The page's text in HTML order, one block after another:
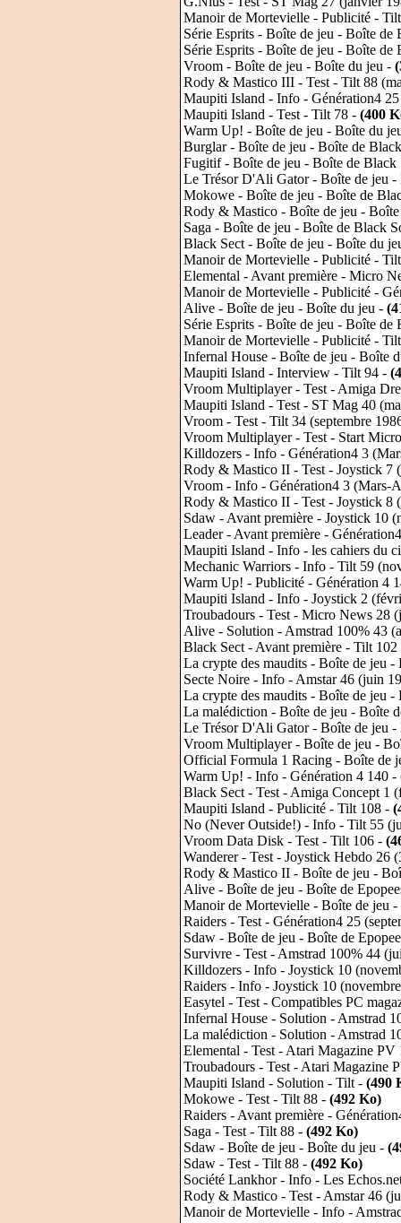
Manoir de Mortevielle - Publicité -
Série Esprits - Boîte de jeu - Boîte de
Série Esprits - Boîte de jeu - Boîte de
Vroom - Boîte de jeu - Boîte du jeu -
Rody & Mastico III - Test - Tilt 88
Maupiti Island - Info - Génération4
Maupiti Island - Test - Tilt 78 - (400
Warm Up! - Boîte de jeu - Boîte du
Burglar - Boîte de jeu - Boîte de
Fugitif - Boîte de jeu - Boîte de
Le Trésor D'Ali Gator - Boîte de jeu
Mokowe - Boîte de jeu - Boîte de
Rody & Mastico - Boîte de jeu -
Saga - Boîte de jeu - Boîte de Black
Black Sect - Boîte de jeu - Boîte du
Manoir de Mortevielle - Publicité -
Elemental - Avant première - Micro
Manoir de Mortevielle - Publicité -
Alive - Boîte de jeu - Boîte du jeu -
Série Esprits - Boîte de jeu - Boîte de
Manoir de Mortevielle - Publicité -
Infernal House - Boîte de jeu - Boîte
Maupiti Island - Interview - Tilt 94 -
Vroom Multiplayer - Test - Amiga
Maupiti Island - Test - ST Mag 40
Vroom - Test - Tilt 34 (septembre
Vroom Multiplayer - Test - Start
Killdozers - Info - Génération4 3
Rody & Mastico II - Test - Joystick 7
Vroom - Info - Génération4 3 (Mars-
Rody & Mastico II - Test - Joystick 8
Sdaw - Avant première - Joystick 10
Leader - Avant première -
Maupiti Island - Info - les cahiers du
Mechanic Warriors - Info - Tilt 59
Warm Up! - Publicité - Génération 4
Maupiti Island - Info - Joystick 2
Troubadours - Test - Micro News 28
Alive - Solution - Amstrad 100% 43
Black Sect - Avant première - Tilt
La crypte des maudits - Boîte de jeu
Secte Noire - Info - Amstar 46 (juin
La crypte des maudits - Boîte de jeu
La malédiction - Boîte de jeu - Boîte
Le Trésor D'Ali Gator - Boîte de jeu
Vroom Multiplayer - Boîte de jeu -
Official Formula 1 Racing - Boîte de
Warm Up! - Info - Génération 4 140 -
Black Sect - Test - Amiga Concept 1
Maupiti Island - Publicité - Tilt 108 -
No (Never Outside!) - Info - Tilt 55
Vroom Data Disk - Test - Tilt 106 -
Wanderer - Test - Joystick Hebdo 26
Rody & Mastico II - Boîte de jeu -
Alive - Boîte de jeu - Boîte de
Manoir de Mortevielle - Boîte de jeu
Raiders - Test - Génération4 25
Sdaw - Boîte de jeu - Boîte de
Survivre - Test - Amstrad 100% 44
Killdozers - Info - Joystick 10
Raiders - Info - Joystick 10
Easytel - Test - Compatibles PC
Infernal House - Solution - Amstrad
La malédiction - Solution - Amstrad
Elemental - Test - Atari Magazine
Troubadours - Test - Atari Magazine
Maupiti Island - Solution - Tilt - (490
Mokowe - Test - Tilt 88 - (492 Ko)
Raiders - Avant première -
Saga - Test - Tilt 88 - (492 Ko)
Sdaw - Boîte de jeu - Boîte du jeu -
Sdaw - Test - Tilt 88 - (492 Ko)
Société Lankhor - Info - Les
Rody & Mastico - Test - Amstar 46
Manoir de Mortevielle - Info -